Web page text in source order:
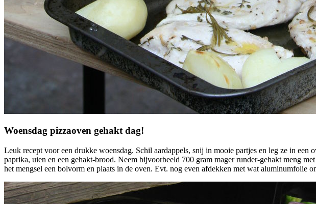
Woensdag pizzaoven gehakt dag!
Leuk recept voor een drukke woensdag. Schil aardappels, snij in mooie partjes en leg ze in
paprika, uien en een gehakt-brood. Neem bijvoorbeeld 700 gram mager runder-gehakt meng
het mengsel een bolvorm en plaats in de oven. Evt. nog even afdekken met wat aluminumfolie